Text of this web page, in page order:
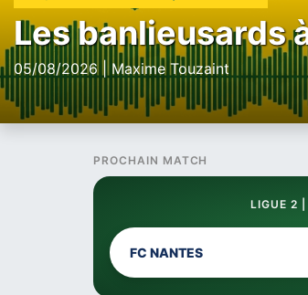
Les banlieusards
05/08/2026 | Maxime Touzaint
PROCHAIN MATCH
LIGUE 2
FC NANTES